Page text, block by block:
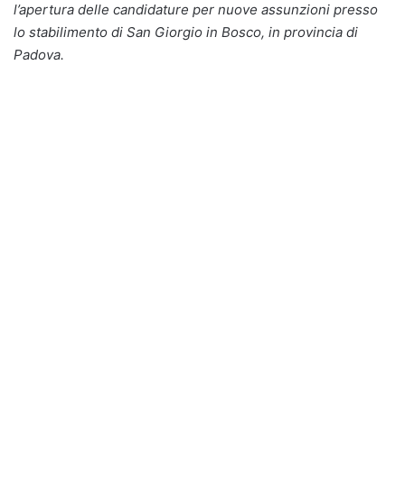
l’apertura delle candidature per nuove assunzioni presso
lo stabilimento di San Giorgio in Bosco, in provincia di
Padova.